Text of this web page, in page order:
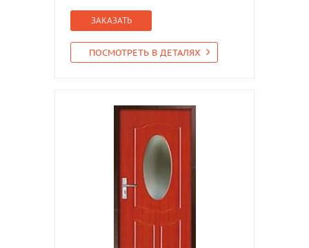
ЗАКАЗАТЬ
ПОСМОТРЕТЬ В ДЕТАЛЯХ